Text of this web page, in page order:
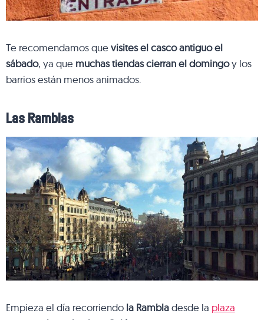
Te recomendamos que visites el casco antiguo el
sábado, ya que muchas tiendas cierran el domingoy los
barrios están menos animados.
Las Ramblas
Empieza el día recorriendo la Rambladesde la plaza